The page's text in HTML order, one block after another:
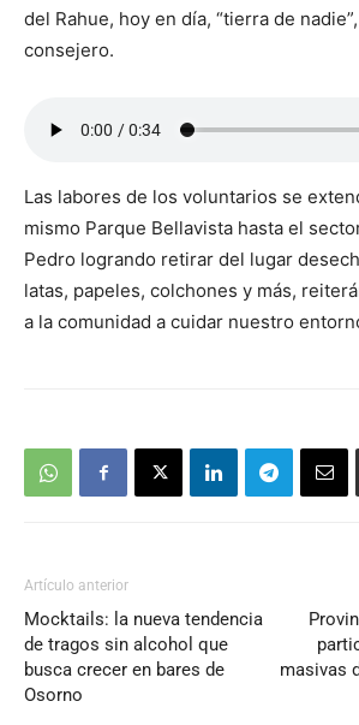
del Rahue, hoy en día, “tierra de
consejero.
Las labores de los voluntarios se
mismo Parque Bellavista hasta el
Pedro logrando retirar del lugar
latas, papeles, colchones y más,
a la comunidad a cuidar nuestro
Artículo anterior
Mocktails: la nueva tendencia
de tragos sin alcohol que
busca crecer en bares de
Osorno
masivas